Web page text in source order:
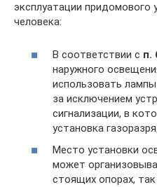
эксплуатации придомового
человека:
В соответствии с п.
наружного
использовать
за исключением
сигнализации, в
установка
Место установки
может
стоящих опорах,